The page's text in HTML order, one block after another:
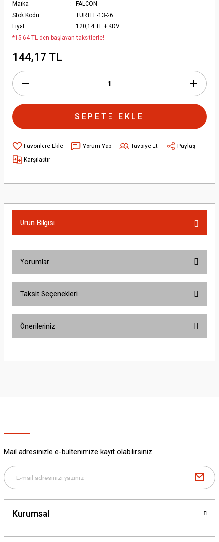
Marka
FALCON
Stok Kodu
TURTLE-13-26
Fiyat
120,14 TL + KDV
*15,64 TL den başlayan taksitlerle!
144,17 TL
SEPETE EKLE
Yorum Yap Tavsiye Et
Paylaş
Karşılaştır
Ürün Bilgisi
Yorumlar
Taksit Seçenekleri
Önerileriniz
yetersiz gördüğünüz noktaları öneri formunu kullanarak tarafımıza
Bu ürüne benzer farklı alternatifler olmalı.
Mail adresinizle e-bültenimize kayıt olabilirsiniz.
Kurumsal